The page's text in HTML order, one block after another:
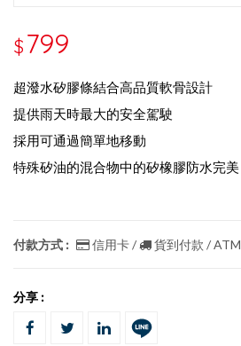
$799
超潑水矽膠條結合高品質軟骨設計
提供雨天時最大的安全駕駛
採用可通過簡單地移動
特殊矽油的混合物中的矽橡膠防水完美
付款方式 : 信用卡 / 貨到付款 / ATM
分享 :